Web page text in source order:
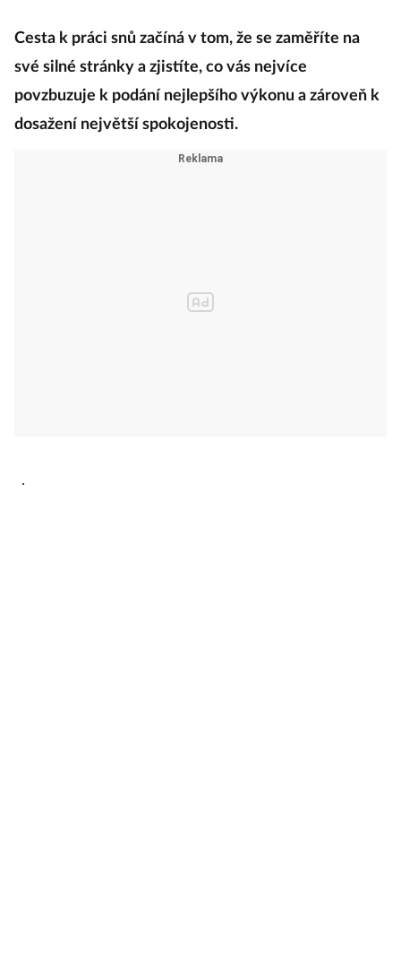
Cesta k práci snů začíná v tom, že se zaměříte na
své silné stránky a zjistíte, co vás nejvíce
povzbuzuje k podání nejlepšího výkonu a zároveň k
dosažení největší spokojenosti.